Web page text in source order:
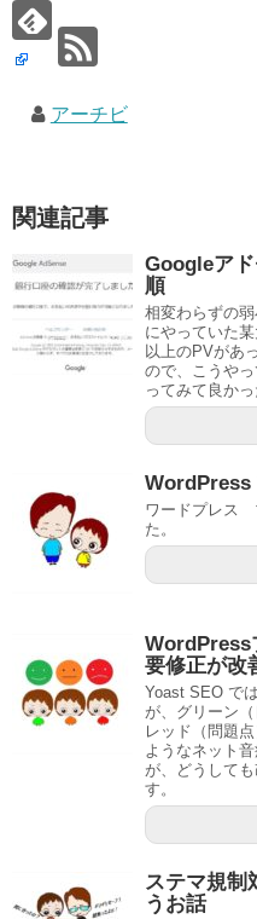
アーチビ
関連記事
Googleア
順
相変わらずの
にやっていた
以上のPVがあ
ので、こうや
ってみて良か
WordPress
ワードプレス
た。
WordPress
要修正が改
Yoast SEO で
が、グリーン
レッド（問題
ようなネット
が、どうして
す。
ステマ規制
うお話